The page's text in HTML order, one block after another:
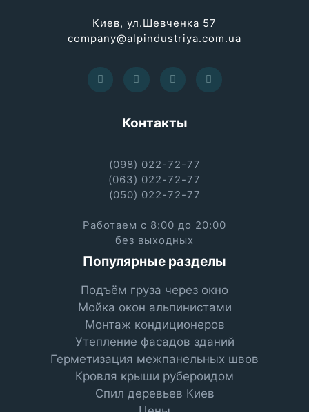
Киев, ул.Шевченка 57
company@alpindustriya.com.ua
Контакты
(098) 022-72-77
(063) 022-72-77
(050) 022-72-77
Работаем с 8:00 до 20:00
без выходных
Популярные разделы
Подъём груза через окно
Мойка окон альпинистами
Монтаж кондиционеров
Утепление фасадов зданий
Герметизация межпанельных швов
Кровля крыши рубероидом
Спил деревьев Киев